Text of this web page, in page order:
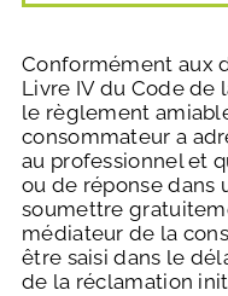
Conformément aux
Livre IV du Code de
le règlement
consommateur a
au professionnel et
ou de réponse dans
soumettre
médiateur de la
être saisi dans le
de la réclamation